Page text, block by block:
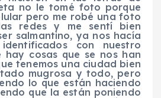
no le tomé foto porque
pero me robé una foto
redes y me sentí bien
salmantino, ya nos hacía
con nuestro
hay cosas que se nos han
tenemos una ciudad bien
mugrosa y todo, pero
lo que están haciendo
que la están poniendo